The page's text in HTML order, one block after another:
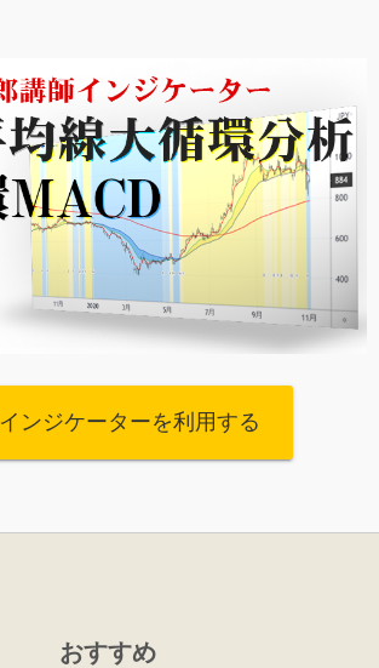
ンジケーターを利用する
おすすめ